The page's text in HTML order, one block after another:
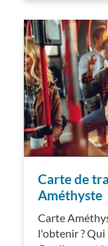
Carte de
Améthyste
Carte
l'obtenir ? Qui